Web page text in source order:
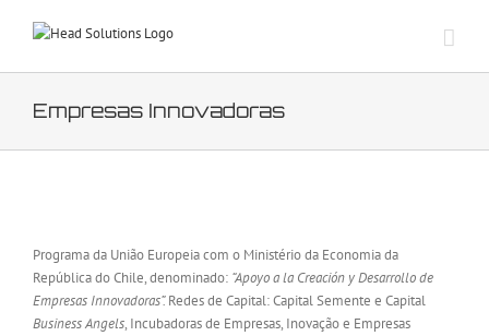
Empresas Innovadoras
Image
Programa da União Europeia com o Ministério da Economia da
República do Chile, denominado: “Apoyo a la Creación y Desarrollo de
Empresas Innovadoras”.Redes de Capital: Capital Semente e Capital
Business Angels, Incubadoras de Empresas, Inovação e Empresas